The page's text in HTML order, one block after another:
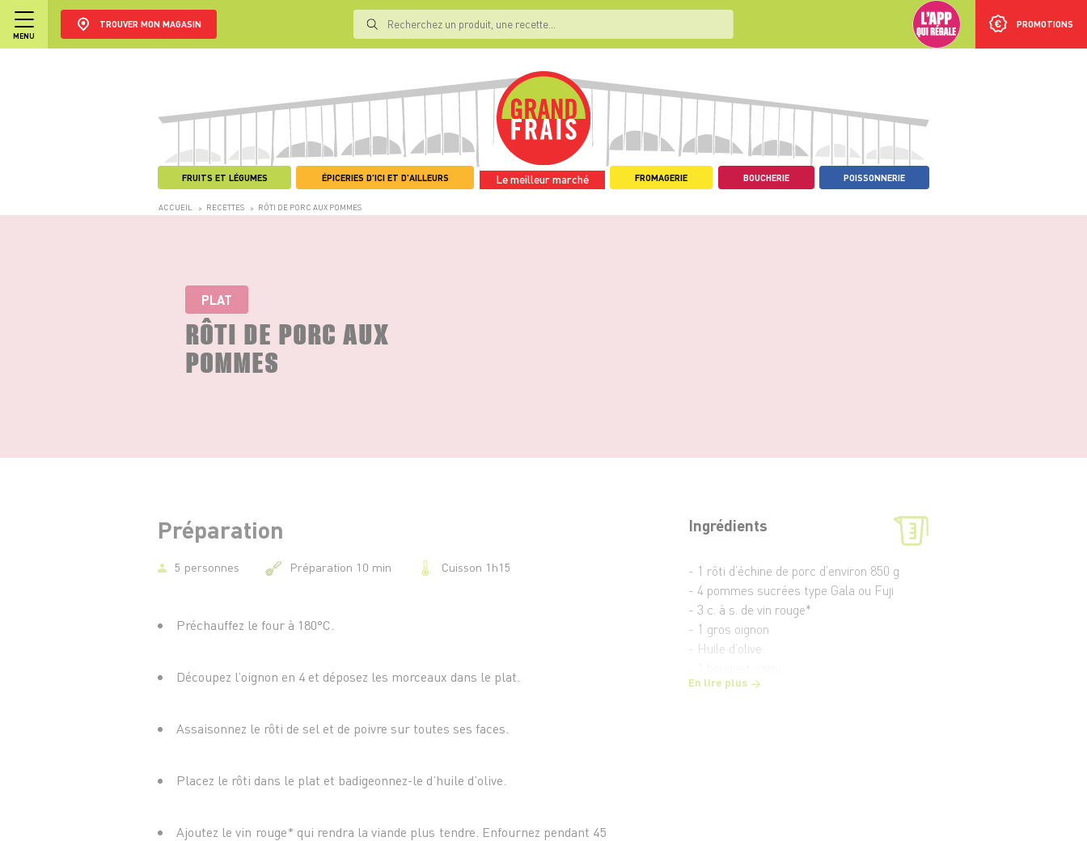
MENU
TROUVER MON MAGASIN PROMOTIONS
FRUITS ET LÉGUMES ÉPICERIES D'ICI ET D'AILLEURS Le meilleur marché FROMAGERIE BOUCHERIE POISSONNERIE
ACCUEIL > RECETTES > RÔTI DE PORC AUX POMMES
PLAT
RÔTI DE PORC AUX
POMMES
Ingrédients
- 1 rôti d’échine de porc d’environ 850 g
- 4 pommes sucrées type Gala ou Fuji
- 3 c. à s. de vin rouge*
- 1 gros oignon
- Huile d’olive
- Sel et poivre
En lire plus
Préparation
5 personnes Préparation 10 min Cuisson 1h15
Préchauffez le four à 180°C.
Découpez l’oignon en 4 et déposez les morceaux dans le plat.
Assaisonnez le rôti de sel et de poivre sur toutes ses faces.
Placez le rôti dans le plat et badigeonnez-le d’huile d’olive.
Ajoutez le vin rouge* qui rendra la viande plus tendre. Enfournez pendant 45